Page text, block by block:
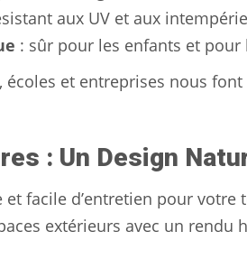
aux UV et aux
: sûr pour les enfants et pour
écoles et entreprises nous
: Un Design
et facile d’entretien pour
extérieurs avec un rendu